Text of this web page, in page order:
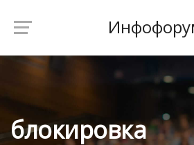
блокировка